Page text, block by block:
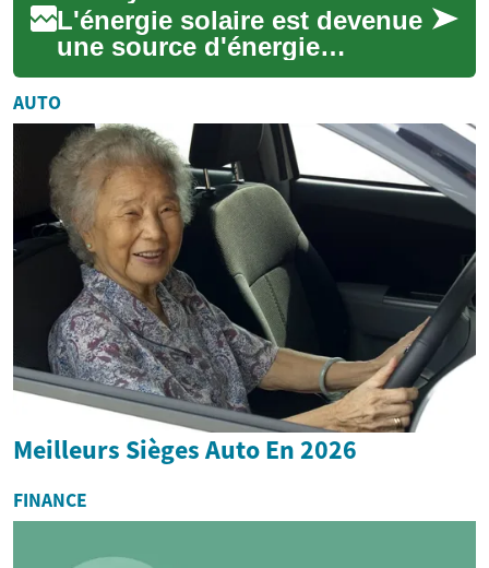
L'énergie solaire est devenue
une source d'énergie
renouvelable incontournable
dans notre quête d'un avenir
plus dura...
AUTO
Meilleurs Sièges Auto En 2026
FINANCE